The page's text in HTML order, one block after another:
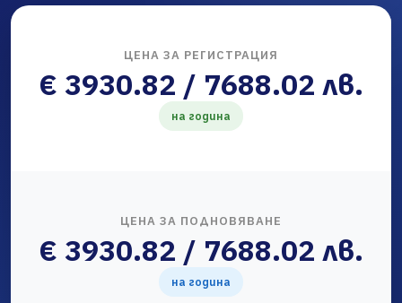
ЦЕНА ЗА РЕГИСТРАЦИЯ
€ 3930.82 / 7688.02 лв.
на година
ЦЕНА ЗА ПОДНОВЯВАНЕ
€ 3930.82 / 7688.02 лв.
на година